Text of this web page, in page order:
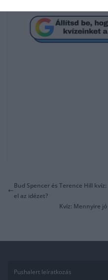
Bud Spencer és Terence Hill
el az idézet?
Kvíz: Mennyire
Pushalert leíratkozás